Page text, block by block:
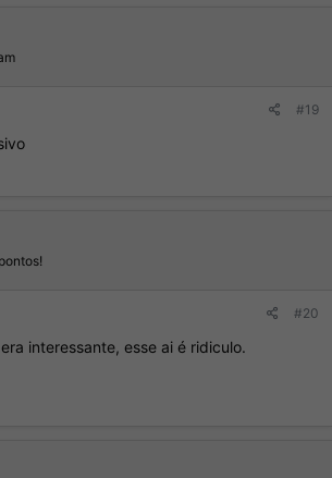
#19
#20
interessante, esse ai é ridiculo.